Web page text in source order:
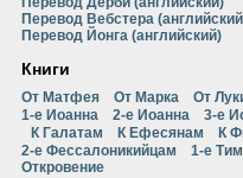
Перевод Вебстера
Перевод Йонга (английский)
Книги
От Матфея От Марка От
1-е Иоанна
2-е Иоанна 3-е
К Галатам
К Ефесянам К
2-е Фессалоникийцам
1-е
Откровение